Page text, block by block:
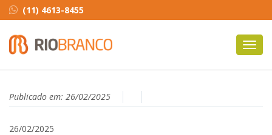
(11) 4613-8455
Publicado em: 26/02/2025
26/02/2025